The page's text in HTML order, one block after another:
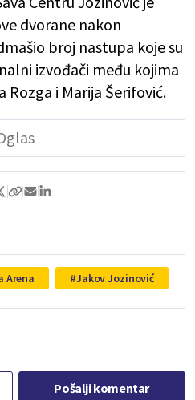
dvorane nakon
broj nastupa koje su
izvođači među kojima
Rozga i Marija Šerifović.
Arena Jakov Jozinović
Pošalji komentar